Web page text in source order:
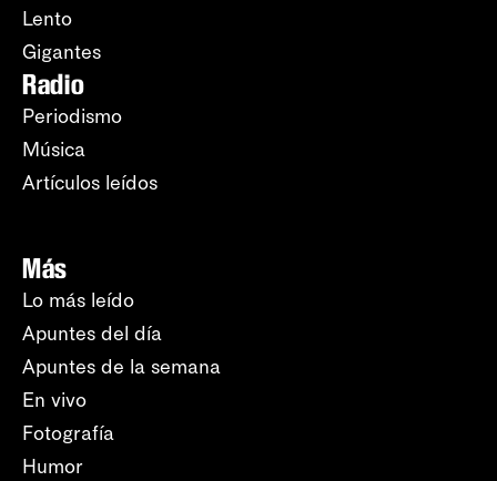
Lento
Gigantes
Radio
Periodismo
Música
Artículos leídos
Más
Lo más leído
Apuntes del día
Apuntes de la semana
En vivo
Fotografía
Humor